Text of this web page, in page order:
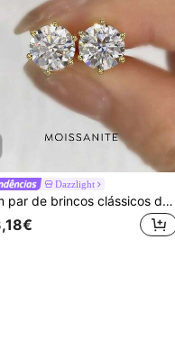
Dazzlight
Um par de brincos clássicos de 6 garras, cravejados com diamantes de moissanita de 2 quilates, em prata de lei 925. Perfeitos para casamentos, noivados, aniversários e um excelente presente para meninas e mulheres.